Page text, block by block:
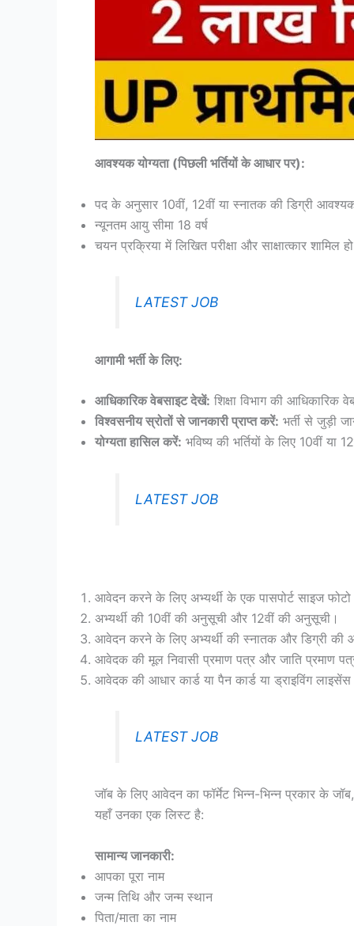
आवश्यक योग्यता (पिछली भर्तियों के आधार पर):
पद के अनुसार 10वीं, 12वीं या स्नातक की डिग्री
न्यूनतम आयु सीमा 18 वर्ष
चयन प्रक्रिया में लिखित परीक्षा और साक्षात्कार
LATEST JOB
आगामी भर्ती के लिए:
आधिकारिक वेबसाइट देखें: शिक्षा विभाग की आधिकारिक
विश्वसनीय स्रोतों से जानकारी प्राप्त करें: भर्ती से जुड़ी
योग्यता हासिल करें: भविष्य की भर्तियों के लिए 10वीं या
LATEST JOB
आवेदन करने के लिए अभ्यर्थी के एक पासपोर्ट साइज फोटो
अभ्यर्थी की 10वीं की अनुसूची और 12वीं की अनुसूची।
आवेदन करने के लिए अभ्यर्थी की स्नातक और डिग्री की
आवेदक की मूल निवासी प्रमाण पत्र और जाति प्रमाण
आवेदक की आधार कार्ड या पैन कार्ड या ड्राइविंग लाइसेंस
LATEST JOB
जॉब के लिए आवेदन का फॉर्मेट भिन्न-भिन्न प्रकार के
यहाँ उनका एक लिस्ट है:
सामान्य जानकारी:
आपका पूरा नाम
जन्म तिथि और जन्म स्थान
पिता/माता का नाम